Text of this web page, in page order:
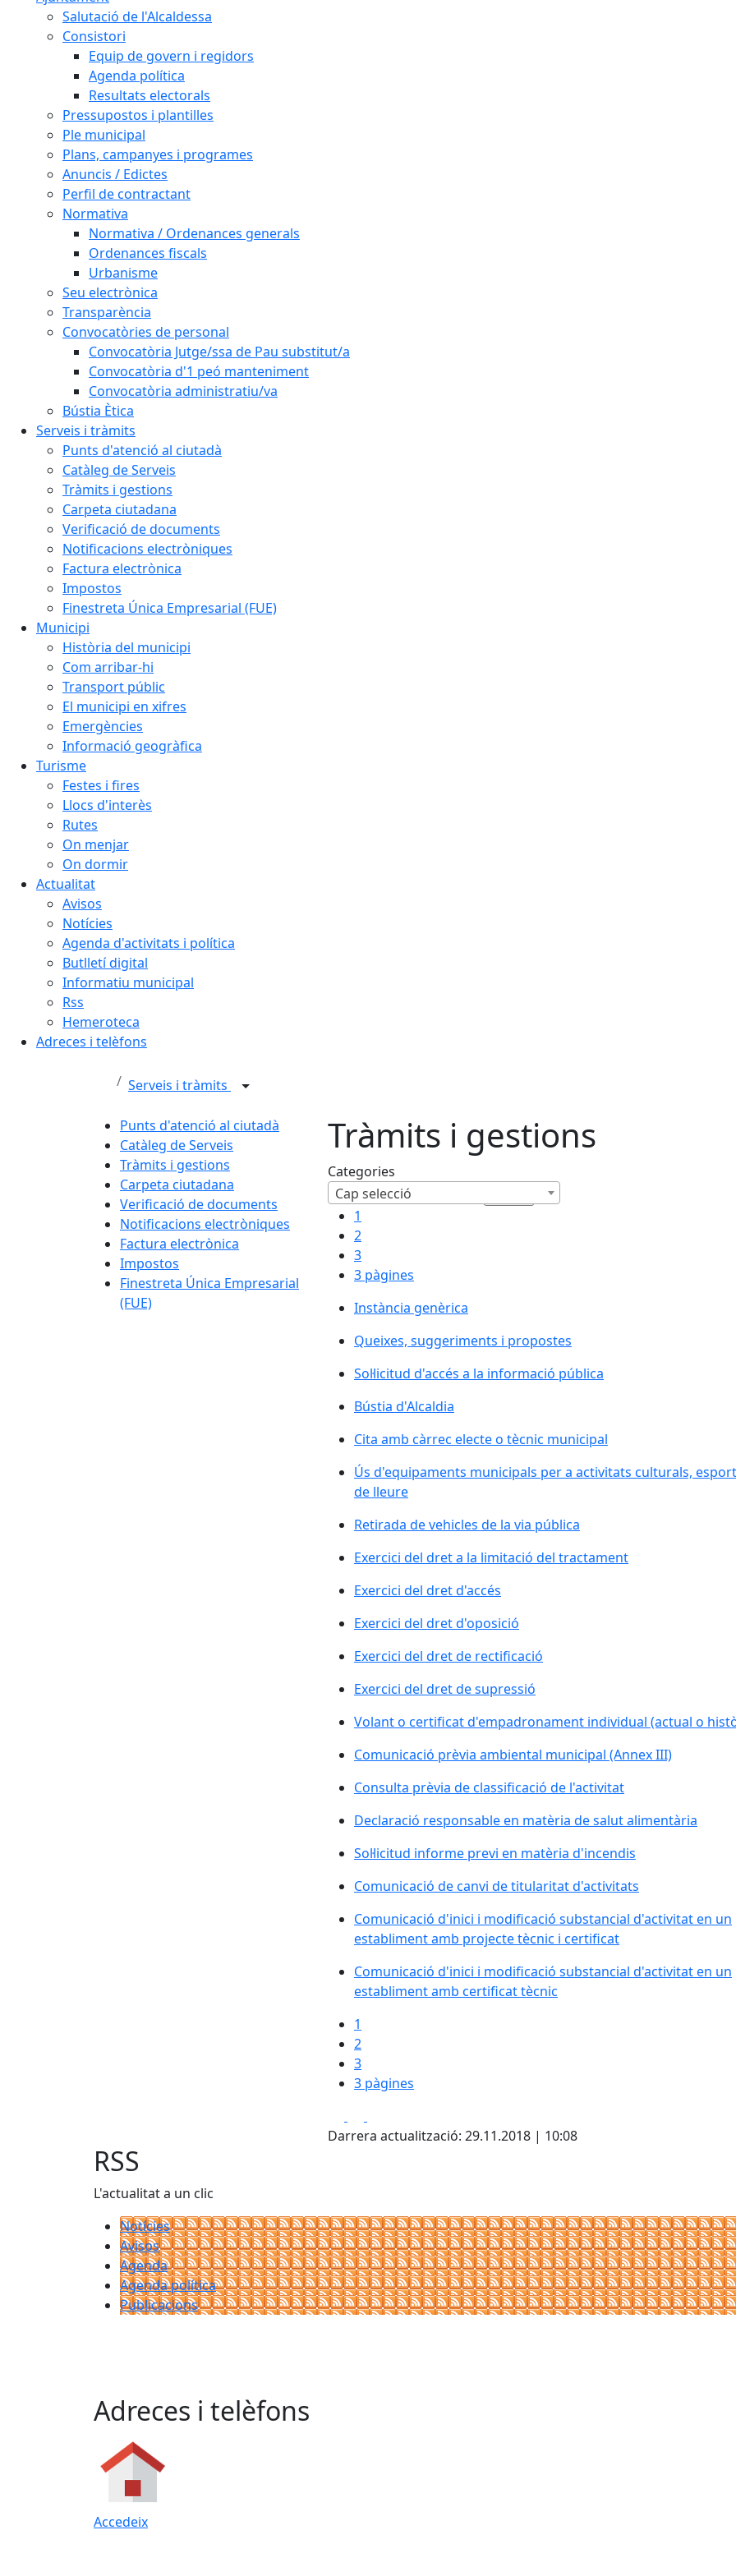
Salutació de l'Alcaldessa
Consistori
Equip de govern i regidors
Agenda política
Resultats electorals
Pressupostos i plantilles
Ple municipal
Plans, campanyes i programes
Anuncis / Edictes
Perfil de contractant
Normativa
Normativa / Ordenances generals
Ordenances fiscals
Urbanisme
Seu electrònica
Transparència
Convocatòries de personal
Convocatòria Jutge/ssa de Pau substitut/a
Convocatòria d'1 peó manteniment
Convocatòria administratiu/va
Bústia Ètica
Serveis i tràmits
Punts d'atenció al ciutadà
Catàleg de Serveis
Tràmits i gestions
Carpeta ciutadana
Verificació de documents
Notificacions electròniques
Factura electrònica
Impostos
Finestreta Única Empresarial (FUE)
Municipi
Història del municipi
Com arribar-hi
Transport públic
El municipi en xifres
Emergències
Informació geogràfica
Turisme
Festes i fires
Llocs d'interès
Rutes
On menjar
On dormir
Actualitat
Avisos
Notícies
Agenda d'activitats i política
Butlletí digital
Informatiu municipal
Rss
Hemeroteca
Adreces i telèfons
Serveis i tràmits
Punts d'atenció al ciutadà
Catàleg de Serveis
Tràmits i gestions
Carpeta ciutadana
Verificació de documents
Notificacions electròniques
Factura electrònica
Impostos
Finestreta Única Empresarial
(FUE)
Tràmits i gestions
Categories
Cap selecció
1
2
3
3 pàgines
Instància genèrica
Queixes, suggeriments i propostes
Sol·licitud d'accés a la informació pública
Bústia d'Alcaldia
Cita amb càrrec electe o tècnic municipal
Ús d'equipaments municipals per a activitats culturals,
de lleure
Retirada de vehicles de la via pública
Exercici del dret a la limitació del tractament
Exercici del dret d'accés
Exercici del dret d'oposició
Exercici del dret de rectificació
Exercici del dret de supressió
Volant o certificat d'empadronament individual (actual o
Comunicació prèvia ambiental municipal (Annex III)
Consulta prèvia de classificació de l'activitat
Declaració responsable en matèria de salut alimentària
Sol·licitud informe previ en matèria d'incendis
Comunicació de canvi de titularitat d'activitats
Comunicació d'inici i modificació substancial d'activitat en un
establiment amb projecte tècnic i certificat
Comunicació d'inici i modificació substancial d'activitat en un
establiment amb certificat tècnic
1
2
3
3 pàgines
Darrera actualització: 29.11.2018 | 10:08
RSS
L'actualitat a un clic
Notícies
Avisos
Agenda
Agenda política
Publicacions
Adreces i telèfons
Accedeix